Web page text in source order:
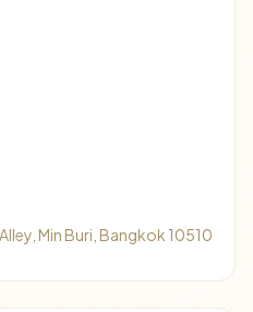
Min Buri, Bangkok 10510